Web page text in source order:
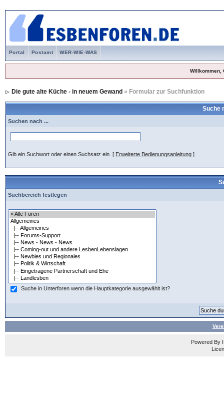
Portal Postamt WER-WIE-WAS
Willkommen,
Die gute alte Küche - in neuem Gewand » Formular zur Suchfunktion
Suche
Suchen nach ...
Gib ein Suchwort oder einen Suchsatz ein. [ Erweiterte Bedienungsanleitung]
Suchbereich festlegen
Suche in Unterforen wenn die Hauptkategorie ausgewählt ist?
Powered By